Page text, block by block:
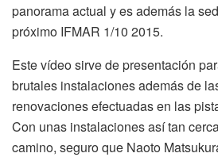
panorama actual y es además la
próximo IFMAR 1/10 2015.
Este vídeo sirve de presentación
brutales instalaciones además de
renovaciones efectuadas en las
Con unas instalaciones así tan
camino, seguro que Naoto